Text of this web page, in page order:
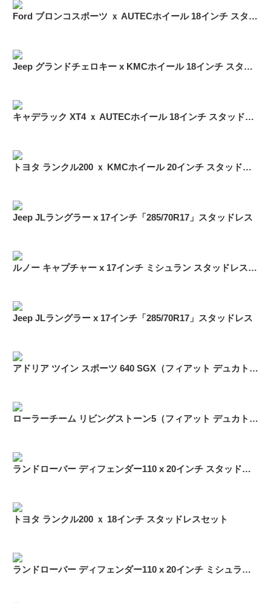
Ford ブロンコスポーツ ｘ AUTECホイール 18インチ スタッドレス
Jeep グランドチェロキー x KMCホイール 18インチ スタッドレス
キャデラック XT4 ｘ AUTECホイール 18インチ スタッドレス
トヨタ ランクル200 ｘ KMCホイール 20インチ スタッドレス
Jeep JLラングラー x 17インチ「285/70R17」スタッドレス
ルノー キャプチャー x 17インチ ミシュラン スタッドレス「215/60R17」
Jeep JLラングラー x 17インチ「285/70R17」スタッドレス
アドリア ツイン スポーツ 640 SGX（フィアット デュカト） 16インチ スタッドレス「225/75R16」
ローラーチーム リビングストーン5（フィアット デュカト） 16インチ スタッドレス ブリヂストン ブリザック W979「225/75R16」
ランドローバー ディフェンダー110 x 20インチ スタッドレス「275/55R20」
トヨタ ランクル200 ｘ 18インチ スタッドレスセット
ランドローバー ディフェンダー110 x 20インチ ミシュラン スタッドレス「275/55R20」